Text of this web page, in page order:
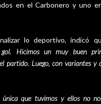
en el Carbonero y uno
lo deportivo, indicó
Hicimos un muy buen
partido. Luego, con variantes y
única que tuvimos y ellos no